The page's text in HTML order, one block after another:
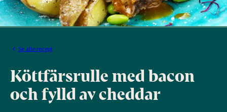
Se alle recept
Köttfärsrulle med bacon
och fylld av cheddar